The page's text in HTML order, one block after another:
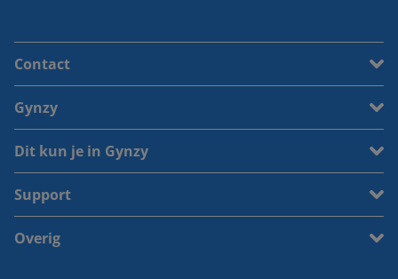
Contact
Gynzy
Dit kun je in Gynzy
Support
Overig